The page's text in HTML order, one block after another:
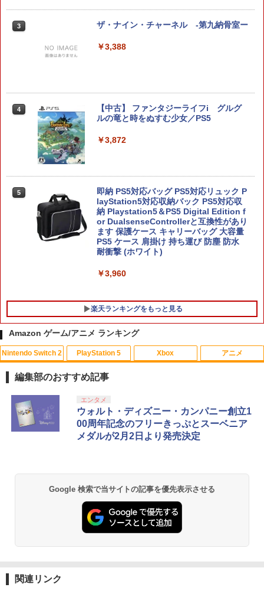
アクセサリー Nintendo Switch2 ケース
E
4
ゲーム機ケース ゲーム機収納ケース 収
納ケース スッキリ収納 ゲーム コントロ
ト コードスリット シンプル インテリア
Star Fox (スターフォックス)
￥5,327
3 ザ・ナイン・チャーネル -第九納骨室ー
￥3,388
4
【中古】 ファンタジーライフi グルグ
ルの竜と時をぬすむ少女／PS5
￥3,872
5
即納 PS5対応バッグ PS5対応リュック P
layStation5対応収納バック PS5対応収
納 Playstation5＆PS5 Digital Edition f
or DualsenseControllerと互換性があり
ます 保護ケース キャリーバッグ 大容量
PS5 ケース 肩掛け 持ち運び 防塵 防水
耐衝撃 (ホワイト)
￥3,960
楽天ランキングをもっと見る
1 【中古】ピクロスDS
￥350
【中古】ヴァルキリーエリュシオン [初
【中古】ポチと! ヨッシー ウールワール
ド
1
【中古】【Blu－ray】やはり俺の青春ラ
ブコメはまちがっている。続 第4巻
初回限定版 スリーブケース・小説付 /
￥1,090
￥6,497
AGE -Happy Celebration- Ver.A【Blu-r
Amazon ゲーム/アニメ ランキング
Nintendo Switch 2
1
スプラトゥーン レイダース|オンライン
コード版
￥5,832
スプラトゥーン レイダース -Switch2
PlayStation 5
1
PlayStation 5 デジタル・エディション
日本語専用 Console Language: Japan
ese only (CFI-2200B01)
￥55,000
Beast of Reincarnation -PS5 【特典】
プロダクトコード 封入
￥7,286
Xbox
1
【純正品】Xbox ワイヤレス コントロー
ラー + USB-C® ケーブル
￥8,300
Xbox プリペイドカード 5,000円 デジタ
ルコード 【旧 Xbox ギフトカード】 [オ
ンラインコード]
￥5,000
アニメ
1
【Amazon.co.jp限定】劇場版モノノ怪
第三章 蛇神 (Amazon.co.jp限定オリジ
ナル三方背収納ケース付きコレクション)
(オリジナル特典:オリジナル巾着＋メー
カー特典:【坤と離】二振りの剣、十翼よ
￥10,780
劇場版「鬼滅の刃」無限城編 第一章 猗
窩座再来 通常版 [Blu-ray]
編集部のおすすめ記事
エンタメ
ウォルト・ディズニー・カンパニー創立1
00周年記念のフリーきっぷとスーベニア
メダルが2月2日より発売決定
Google 検索で当サイトの記事を優先表示させる
関連リンク